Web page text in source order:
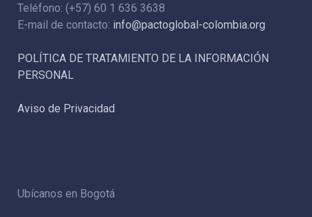
Teléfono: (+57) 60 1 636 3638
E-mail de contacto: info@pactoglobal-colombia.org
POLÍTICA DE TRATAMIENTO DE LA INFORMACIÓN
PERSONAL
Aviso de Privacidad
Ubícanos en Bogotá